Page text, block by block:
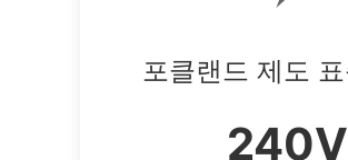
포클랜드 제도
240V